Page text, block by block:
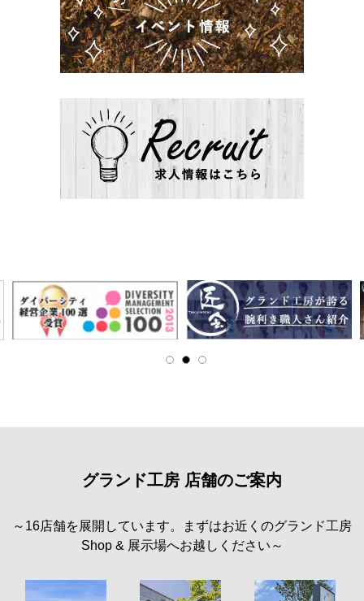
グランド工房 店舗のご案内
～16店舗を展開しています。まずはお近くのグランド工房
Shop & 展示場へお越しください～